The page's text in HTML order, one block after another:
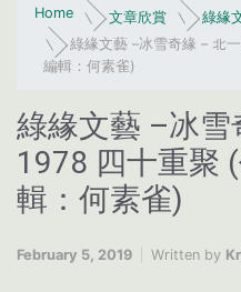
Home 文章欣賞
綠緣
綠緣文藝 –冰雪奇緣 – 北
編輯：何素雀)
綠緣文藝 –冰
1978 四十重聚
輯：何素雀)
February 5, 2019 Written by